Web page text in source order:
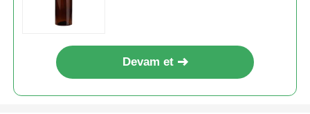
İnce Sis Püskürtücü
Devam et